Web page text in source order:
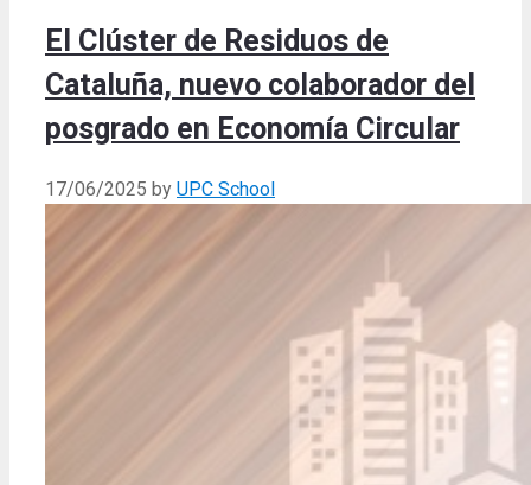
El Clúster de Residuos de
Cataluña, nuevo colaborador del
posgrado en Economía Circular
17/06/2025 by UPC School